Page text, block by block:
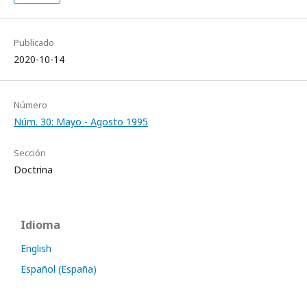
Publicado
2020-10-14
Número
Núm. 30: Mayo - Agosto 1995
Sección
Doctrina
Idioma
English
Español (España)